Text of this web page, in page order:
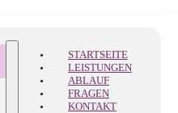
STARTSEITE
LEISTUNGEN
ABLAUF
FRAGEN
KONTAKT